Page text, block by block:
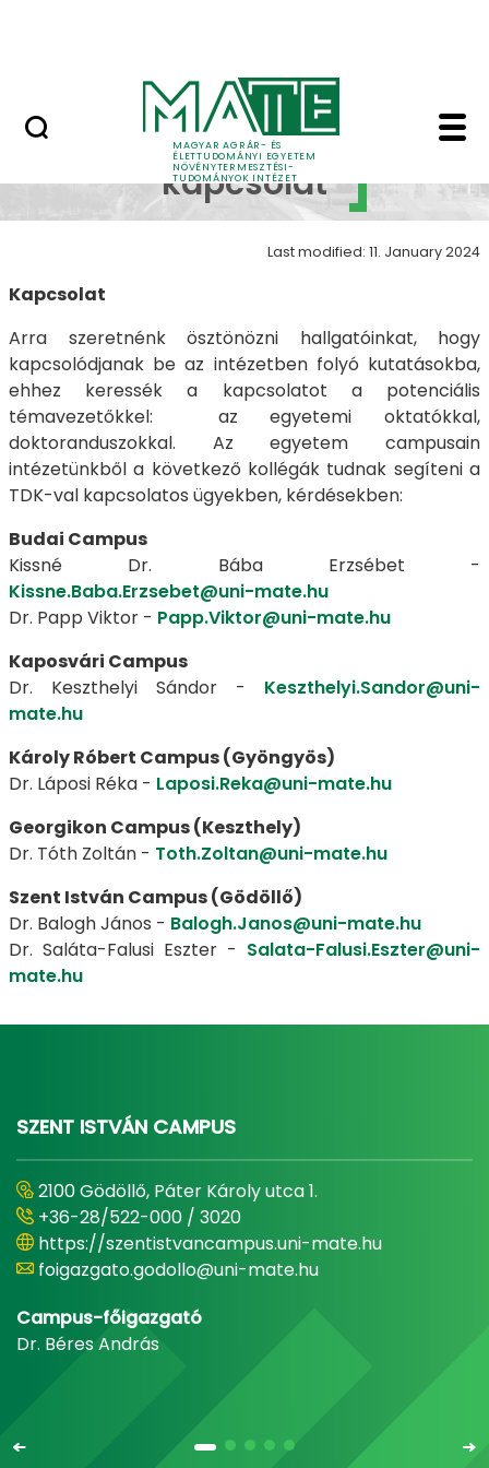
MAGYAR AGRÁR- ÉS
ÉLETTUDOMÁNYI EGYETEM
NÖVÉNYTERMESZTÉSI-
TUDOMÁNYOK INTÉZET
TDK kapcsolat -
TDK
kapcsolat
Last modified: 11. January 2024
Kapcsolat
Arra szeretnénk ösztönözni hallgatóinkat, hogy
kapcsolódjanak be az intézetben folyó kutatásokba,
ehhez keressék a kapcsolatot a potenciális
témavezetőkkel: az egyetemi oktatókkal,
doktoranduszokkal. Az egyetem campusain
intézetünkből a következő kollégák tudnak segíteni a
TDK-val kapcsolatos ügyekben, kérdésekben:
Budai Campus
Kissné Dr. Bába Erzsébet -
Kissne.Baba.Erzsebet@uni-mate.hu
Dr. Papp Viktor - Papp.Viktor@uni-mate.hu
Kaposvári Campus
Dr. Keszthelyi Sándor - Keszthelyi.Sandor@uni-
mate.hu
Károly Róbert Campus (Gyöngyös)
Dr. Láposi Réka - Laposi.Reka@uni-mate.hu
Georgikon Campus (Keszthely)
Dr. Tóth Zoltán - Toth.Zoltan@uni-mate.hu
Szent István Campus (Gödöllő)
Dr. Balogh János - Balogh.Janos@uni-mate.hu
Dr. Saláta-Falusi Eszter - Salata-Falusi.Eszter@uni-
mate.hu
SZENT ISTVÁN CAMPUS
2100 Gödöllő, Páter Károly utca 1.
+36-28/522-000 / 3020
https://szentistvancampus.uni-mate.hu
foigazgato.godollo@uni-mate.hu
Campus-főigazgató
Dr. Béres András